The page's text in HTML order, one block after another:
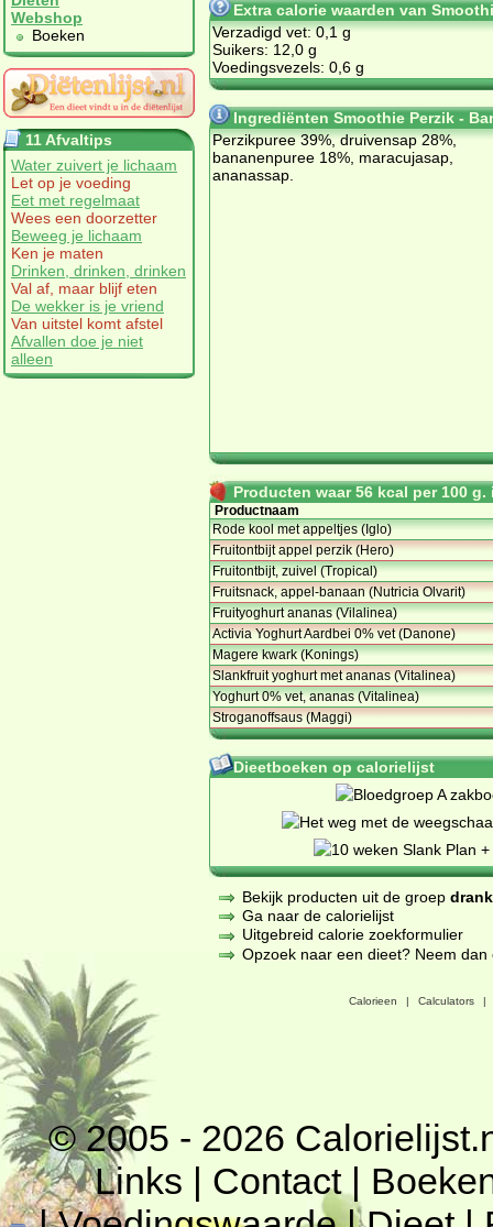
Webshop
Boeken
11 Afvaltips
Water zuivert je lichaam
Let op je voeding
Eet met regelmaat
Wees een doorzetter
Beweeg je lichaam
Ken je maten
Drinken, drinken, drinken
Val af, maar blijf eten
De wekker is je vriend
Van uitstel komt afstel
Afvallen doe je niet
alleen
Extra calorie waarden van
Verzadigd vet: 0,1 g
Suikers: 12,0 g
Voedingsvezels: 0,6 g
Ingrediënten Smoothie Perzik -
Perzikpuree 39%, druivensap 28%,
bananenpuree 18%, maracujasap,
ananassap.
Producten waar 56 kcal per 100
Productnaam
Rode kool met appeltjes (Iglo)
Fruitontbijt appel perzik (Hero)
Fruitontbijt, zuivel (Tropical)
Fruitsnack, appel-banaan (Nutricia Olvarit)
Fruityoghurt ananas (Vilalinea)
Activia Yoghurt Aardbei 0% vet (Danone)
Magere kwark (Konings)
Slankfruit yoghurt met ananas (Vitalinea)
Yoghurt 0% vet, ananas (Vitalinea)
Stroganoffsaus (Maggi)
Dieetboeken op calorielijst
Bekijk producten uit de groep
Ga naar de calorielijst
Uitgebreid calorie zoekformulier
Opzoek naar een dieet? Neem
Calorieen | Calculators |
© 2005 - 2026
Links | Contact|